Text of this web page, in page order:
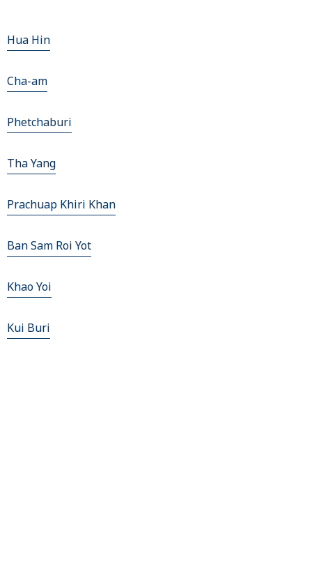
Hua Hin
Cha-am
Phetchaburi
Tha Yang
Prachuap Khiri Khan
Ban Sam Roi Yot
Khao Yoi
Kui Buri